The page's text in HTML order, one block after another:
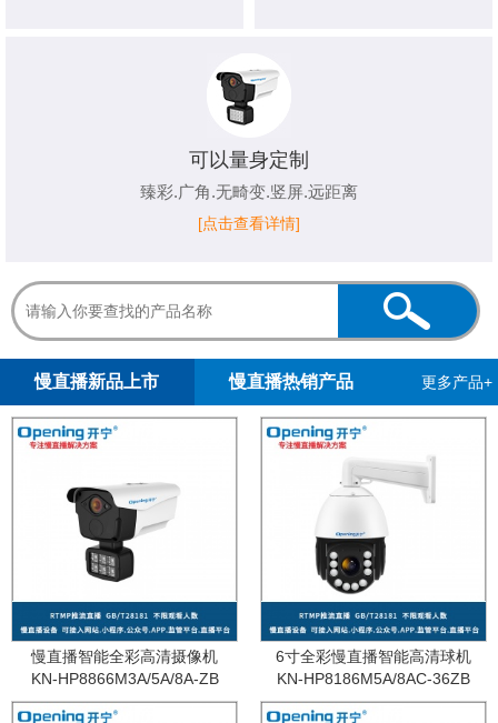
可以量身定制
臻彩.广角.无畸变.竖屏.远距离
[点击查看详情]
慢直播新品上市 慢直播热销产品 更多产品+
慢直播智能全彩高清摄像机
KN-HP8866M3A/5A/8A-ZB
6寸全彩慢直播智能高清球机
KN-HP8186M5A/8AC-36ZB